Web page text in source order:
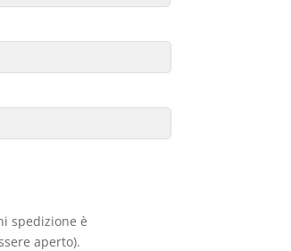
spedizione è
aperto).